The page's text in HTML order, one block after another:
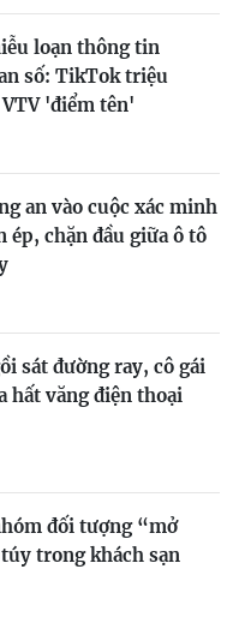
loạn thông tin
số: TikTok triệu
'điểm tên'
an vào cuộc xác minh
ép, chặn đầu giữa ô tô
sát đường ray, cô gái
hất văng điện thoại
đối tượng “mở
trong khách sạn